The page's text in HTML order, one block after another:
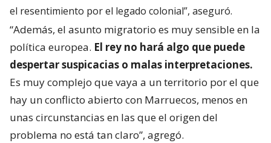
el resentimiento por el legado colonial”, aseguró.
“Además, el asunto migratorio es muy sensible en la
política europea. El rey no hará algo que puede
despertar suspicacias o malas interpretaciones.
Es muy complejo que vaya a un territorio por el que
hay un conflicto abierto con Marruecos, menos en
unas circunstancias en las que el origen del
problema no está tan claro”, agregó.